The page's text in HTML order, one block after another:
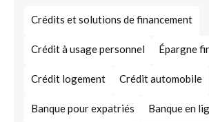
Crédits et solutions de financement
Crédit à usage personnel Épargne
Crédit logement Crédit automobile
Banque pour expatriés Banque en